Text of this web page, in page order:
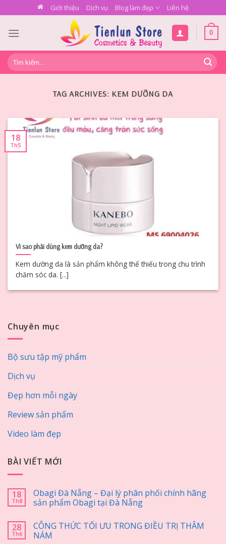
to
content
Giới thiệu Dịch vụ Blog làm đẹp Liên hệ
0
Tìm
kiếm:
TAG ARCHIVES: KEM DƯỠNG DA
Vì sao phải dùng kem dưỡng da?
Kem dưỡng da là sản phẩm không thể thiếu trong chu trình
chăm sóc da. [...]
18
Th5
Chuyên mục
Bộ sưu tập mỹ phẩm
Dịch vụ
Đẹp hơn mỗi ngày
Review sản phẩm
Video làm đẹp
BÀI VIẾT MỚI
18
Th8
Obagi Đà Nẵng – Đại lý phân phối chính hãng
sản phẩm Obagi tại Đà Nẵng
28
Th6
CÔNG THỨC TỐI ƯU TRONG ĐIỀU TRỊ THÂM
NÁM